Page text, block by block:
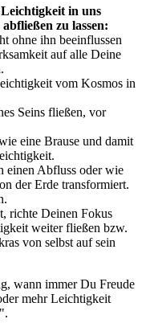
in uns
zu lassen:
ohne ihn beeinflussen
auf alle Deine
vom Kosmos in
Seins fließen, vor
eine Brause und damit
einen Abfluss oder wie
der Erde transformiert.
richte Deinen Fokus
weiter fließen bzw.
von selbst auf sein
wann immer Du Freude
mehr Leichtigkeit